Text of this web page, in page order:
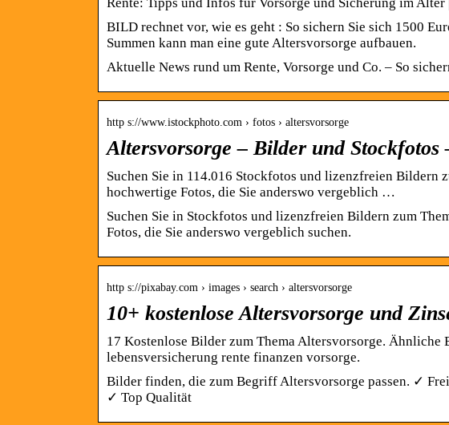
BILD rechnet vor, wie es geht : So sichern Sie sich 1500
Summen kann man eine gute Altersvorsorge aufbauen.
Aktuelle News rund um Rente, Vorsorge und Co. – So
http s://www.istockphoto.com › fotos › altersvorsorge
Altersvorsorge – Bilder und Stockfotos
Suchen Sie in 114.016 Stockfotos und lizenzfreien Bildern
hochwertige Fotos, die Sie anderswo vergeblich …
Suchen Sie in Stockfotos und lizenzfreien Bildern zum
Fotos, die Sie anderswo vergeblich suchen.
http s://pixabay.com › images › search › altersvorsorge
10+ kostenlose Altersvorsorge und
17 Kostenlose Bilder zum Thema Altersvorsorge. Ähnliche
lebensversicherung rente finanzen vorsorge.
Bilder finden, die zum Begriff Altersvorsorge passen. ✓
✓ Top Qualität